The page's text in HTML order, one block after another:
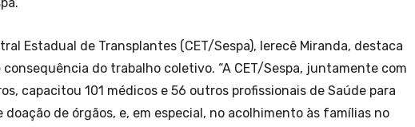
Estadual de Transplantes (CET/Sespa), Ierecê Miranda, destaca
do trabalho coletivo. “A CET/Sespa, juntamente com
capacitou 101 médicos e 56 outros profissionais de Saúde para
doação de órgãos, e, em especial, no acolhimento às famílias no